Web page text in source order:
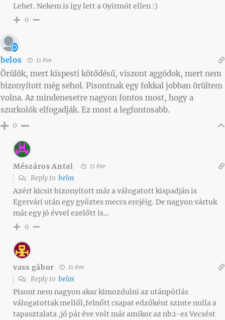
Lehet. Nekem is így lett a Gyirmót ellen :)
0
belos 11 éve
Örülök, mert kispesti kötődésű, viszont aggódok, mert nem
bizonyított még sehol. Pisontnak egy fokkal jobban örültem
volna. Az mindenesetre nagyon fontos most, hogy a
szurkolók elfogadják. Ez most a legfontosabb.
0
Mészáros Antal 11 éve
Reply to belos
Azért kicsit bizonyított már a válogatott kispadján is
Egervári után egy győztes meccs erejéig. De nagyon vártuk
már egy jó évvel ezelőtt is…
0
vass gábor 11 éve
Reply to belos
Pisont nem nagyon akar kimozdulni az utánpótlás
válogatottak mellől,felnőtt csapat edzőként szinte nulla a
tapasztalata ,jó pár éve volt már amikor az nb2-es Vecsést